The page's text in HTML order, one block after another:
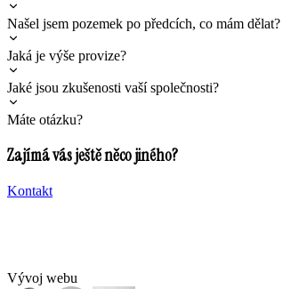
Našel jsem pozemek po předcích, co mám dělat?
Jaká je výše provize?
Jaké jsou zkušenosti vaší společnosti?
Máte otázku?
Zajímá vás ještě něco jiného?
Kontakt
Vývoj webu